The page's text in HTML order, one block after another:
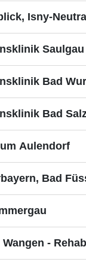
Isny-
Saulgau
Bad
Bad
Aulendorf
Bad
-